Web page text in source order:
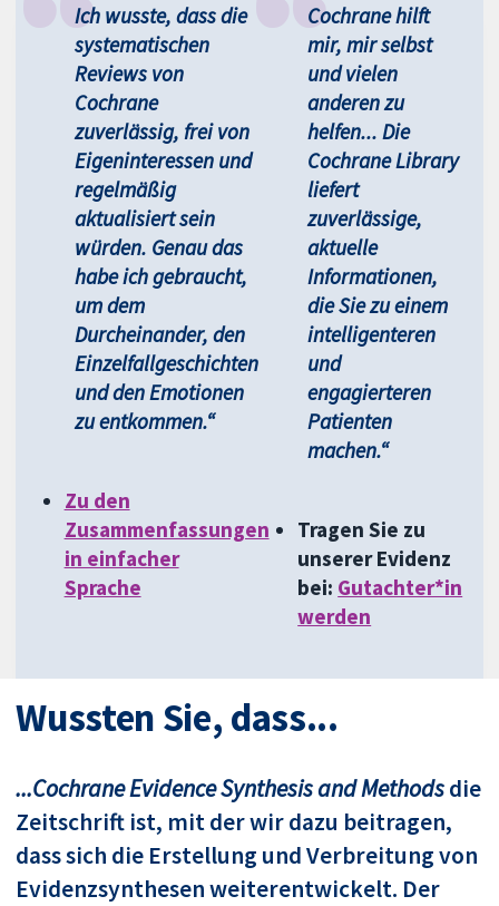
Ich wusste, dass die
systematischen
Reviews von
Cochrane
zuverlässig, frei von
Eigeninteressen und
regelmäßig
aktualisiert sein
würden. Genau das
habe ich gebraucht,
um dem
Durcheinander, den
Einzelfallgeschichten
und den Emotionen
zu entkommen.“
Zu den
Zusammenfassungen
in einfacher
Sprache
Cochrane hilft
mir, mir selbst
und vielen
anderen zu
helfen... Die
Cochrane Library
liefert
zuverlässige,
aktuelle
Informationen,
die Sie zu einem
intelligenteren
und
engagierteren
Patienten
machen.“
Tragen Sie zu
unserer Evidenz
bei: Gutachter*in
werden
Wussten Sie, dass...
...Cochrane Evidence Synthesis and Methodsdie
Zeitschrift ist, mit der wir dazu beitragen,
dass sich die Erstellung und Verbreitung von
Evidenzsynthesen weiterentwickelt. Der